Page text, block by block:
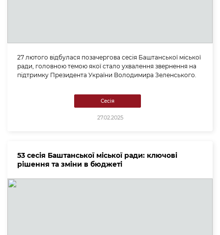
27 лютого відбулася позачергова сесія Баштанської міської
ради, головною темою якої стало ухвалення звернення на
підтримку Президента України Володимира Зеленського.
Сесія
27.02.2025
53 сесія Баштанської міської ради: ключові
рішення та зміни в бюджеті